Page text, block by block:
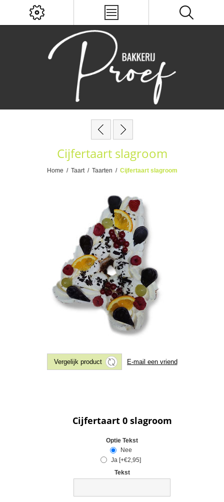
Cijfertaart slagroom
Home / Taart / Taarten / Cijfertaart slagroom
Cijfertaart 0 slagroom
Optie Tekst
Nee
Ja [+€2,95]
Tekst